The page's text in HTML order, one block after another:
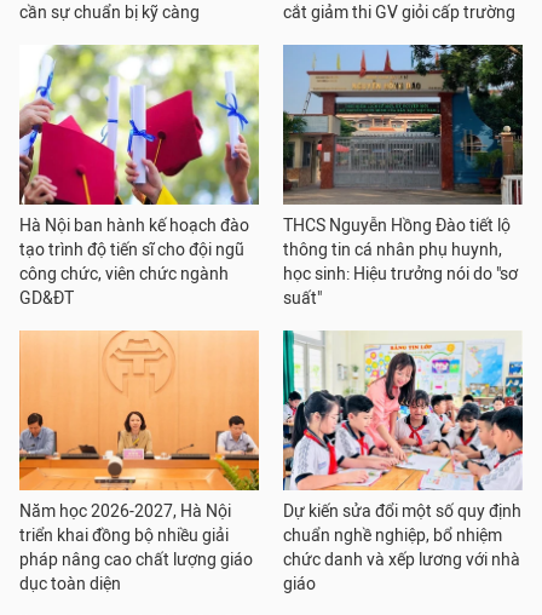
cần sự chuẩn bị kỹ càng
cắt giảm thi GV giỏi cấp trường
Hà Nội ban hành kế hoạch đào
tạo trình độ tiến sĩ cho đội ngũ
công chức, viên chức ngành
GD&ĐT
THCS Nguyễn Hồng Đào tiết lộ
thông tin cá nhân phụ huynh,
học sinh: Hiệu trưởng nói do "sơ
suất"
Năm học 2026-2027, Hà Nội
triển khai đồng bộ nhiều giải
pháp nâng cao chất lượng giáo
dục toàn diện
Dự kiến sửa đổi một số quy định
chuẩn nghề nghiệp, bổ nhiệm
chức danh và xếp lương với nhà
giáo